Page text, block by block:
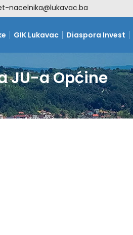
nacelnika@lukavac.ba
GIK Lukavac Diaspora Invest
JU-a Općine